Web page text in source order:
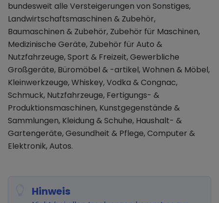
bundesweit alle Versteigerungen von Sonstiges,
Landwirtschaftsmaschinen & Zubehör,
Baumaschinen & Zubehör, Zubehör für Maschinen,
Medizinische Geräte, Zubehör für Auto &
Nutzfahrzeuge, Sport & Freizeit, Gewerbliche
Großgeräte, Büromöbel & -artikel, Wohnen & Möbel,
Kleinwerkzeuge, Whiskey, Vodka & Congnac,
Schmuck, Nutzfahrzeuge, Fertigungs- &
Produktionsmaschinen, Kunstgegenstände &
Sammlungen, Kleidung & Schuhe, Haushalt- &
Gartengeräte, Gesundheit & Pflege, Computer &
Elektronik, Autos.
Hinweis